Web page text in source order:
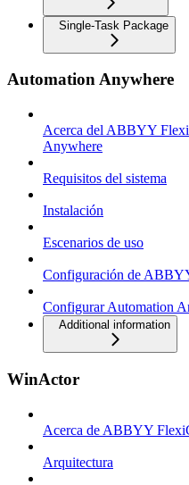
Single-Task Package
Automation Anywhere
Acerca del ABBYY
Anywhere
Requisitos del sistema
Instalación
Escenarios de uso
Configuración de
Configurar Automation
Additional information
WinActor
Acerca de ABBYY
Arquitectura